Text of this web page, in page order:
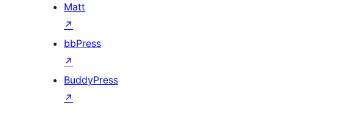
Matt
↗
bbPress
↗
BuddyPress
↗